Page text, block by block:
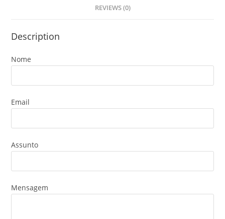
REVIEWS (0)
Description
Nome
Email
Assunto
Mensagem